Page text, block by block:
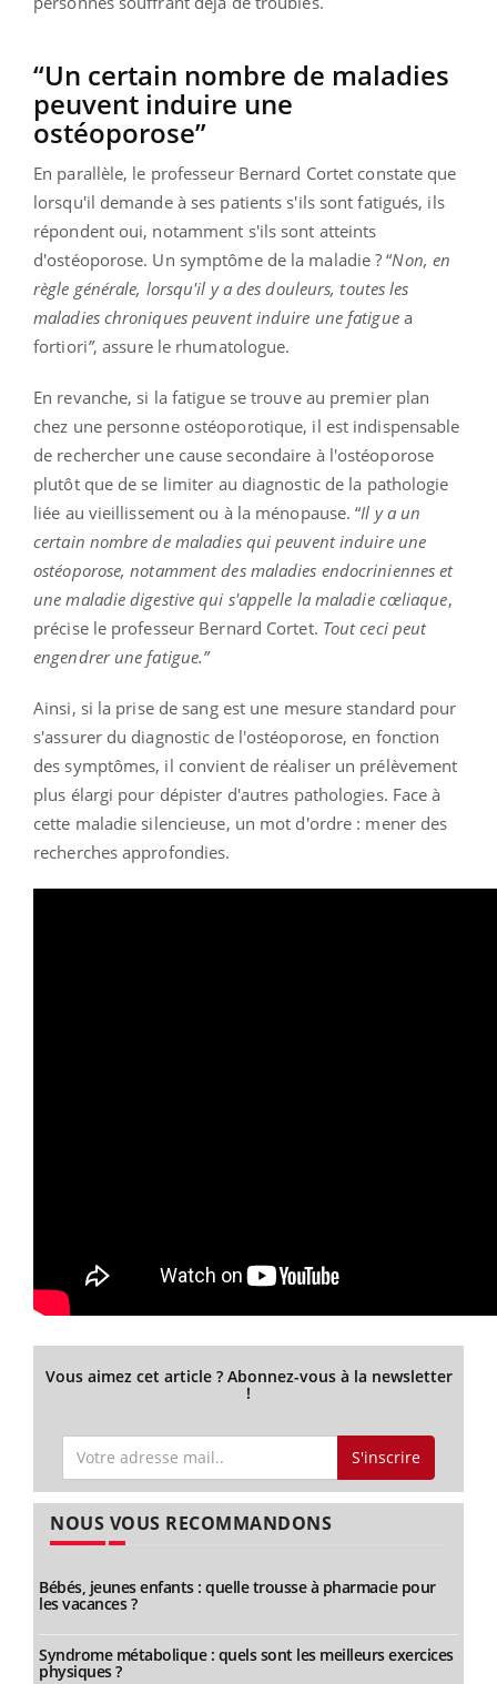
“Un certain nombre de maladies
peuvent induire une
ostéoporose”
En parallèle, le professeur Bernard Cortet constate que
lorsqu'il demande à ses patients s'ils sont fatigués, ils
répondent oui, notamment s'ils sont atteints
d'ostéoporose. Un symptôme de la maladie ? “Non, en
règle générale, lorsqu'il y a des douleurs, toutes les
maladies chroniques peuvent induire une fatigue a
fortiori”, assure le rhumatologue.
En revanche, si la fatigue se trouve au premier plan
chez une personne ostéoporotique, il est indispensable
de rechercher une cause secondaire à l'ostéoporose
plutôt que de se limiter au diagnostic de la pathologie
liée au vieillissement ou à la ménopause. “Il y a un
certain nombre de maladies qui peuvent induire une
ostéoporose, notamment des maladies endocriniennes et
une maladie digestive qui s'appelle la maladie cœliaque,
précise le professeur Bernard Cortet. Tout ceci peut
engendrer une fatigue.”
Ainsi, si la prise de sang est une mesure standard pour
s'assurer du diagnostic de l'ostéoporose, en fonction
des symptômes, il convient de réaliser un prélèvement
plus élargi pour dépister d'autres pathologies. Face à
cette maladie silencieuse, un mot d'ordre : mener des
recherches approfondies.
Vous aimez cet article ? Abonnez-vous à la newsletter
!
S'inscrire
NOUS VOUS RECOMMANDONS
Bébés, jeunes enfants : quelle trousse à pharmacie pour
les vacances ?
Syndrome métabolique : quels sont les meilleurs exercices
physiques ?